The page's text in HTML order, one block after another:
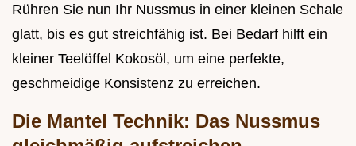
Rühren Sie nun Ihr Nussmus in einer kleinen Schale
glatt, bis es gut streichfähig ist. Bei Bedarf hilft ein
kleiner Teelöffel Kokosöl, um eine perfekte,
geschmeidige Konsistenz zu erreichen.
Die Mantel Technik: Das Nussmus